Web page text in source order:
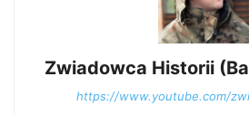
Zwiadowca Historii
https://www.youtube.com/